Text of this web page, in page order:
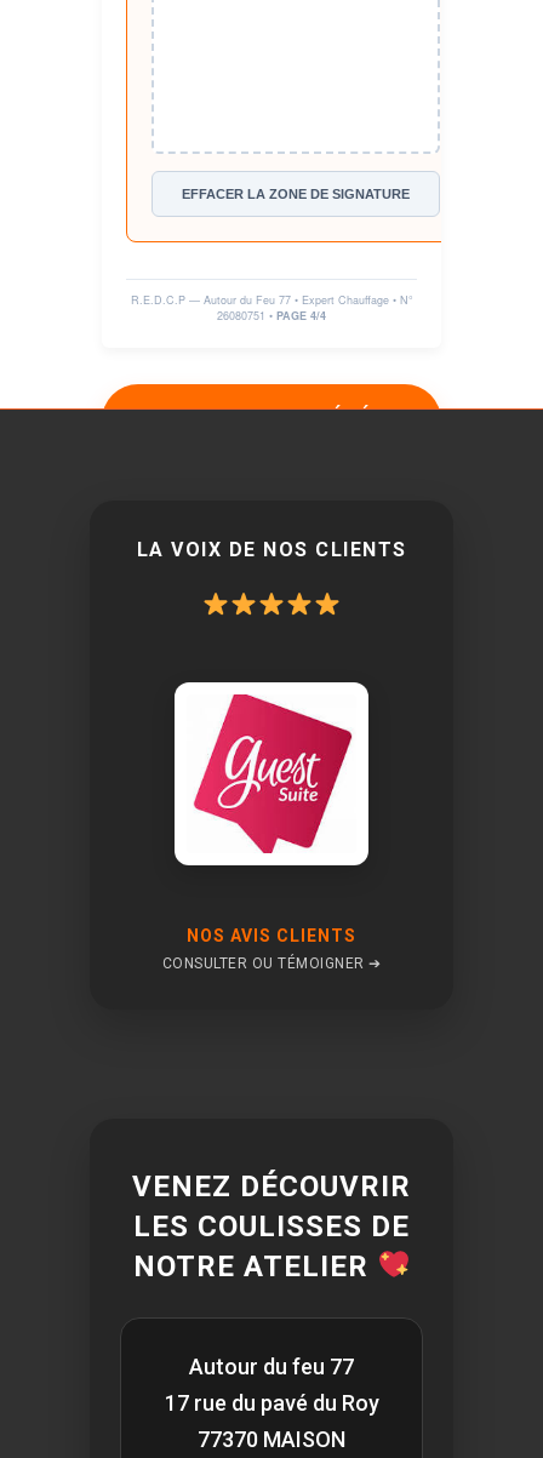
EFFACER LA ZONE DE SIGNATURE
R.E.D.C.P — Autour du Feu 77 • Expert Chauffage • N°
26080751 • PAGE 4/4
VERROUILLER & GÉNÉRER
LA VOIX DE NOS CLIENTS
NOS AVIS CLIENTS
CONSULTER OU TÉMOIGNER ➔
VENEZ DÉCOUVRIR
LES COULISSES DE
NOTRE ATELIER
Autour du feu 77
17 rue du pavé du Roy
77370 MAISON